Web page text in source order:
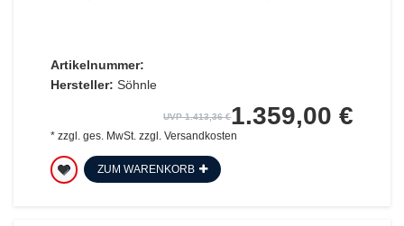
Artikelnummer:
Hersteller: Söhnle
UVP 1.413,36 €1.359,00 €
* zzgl. ges. MwSt.zzgl. Versandkosten
ZUM WARENKORB